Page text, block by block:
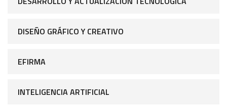
DISEÑO GRÁFICO Y CREATIVO
EFIRMA
INTELIGENCIA ARTIFICIAL